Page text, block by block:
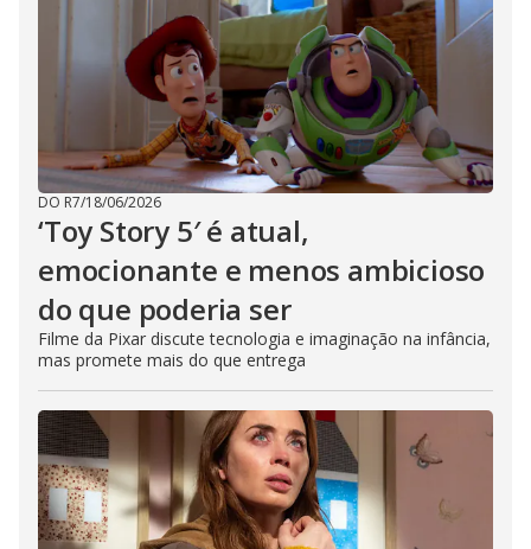
DO R7/18/06/2026
‘Toy Story 5′ é atual,
emocionante e menos ambicioso
do que poderia ser
Filme da Pixar discute tecnologia e imaginação na infância,
mas promete mais do que entrega